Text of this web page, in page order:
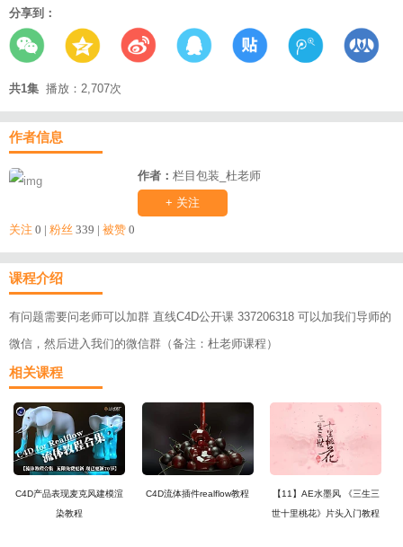
分享到：
共1集 播放：2,707次
作者信息
作者：栏目包装_杜老师
+ 关注
关注 0 | 粉丝 339 | 被赞 0
课程介绍
有问题需要问老师可以加群 直线C4D公开课 337206318 可以加我们导师的
微信，然后进入我们的微信群（备注：杜老师课程）
相关课程
C4D产品表现麦克风建模渲
染教程
C4D流体插件realflow教程
【11】AE水墨风 《三生三
世十里桃花》片头入门教程